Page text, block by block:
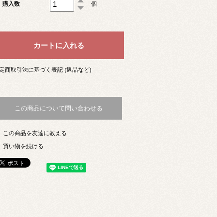
購入数 個
商取引法に基づく表記 (返品など)
この商品について問い合わせる
この商品を友達に教える
買い物を続ける